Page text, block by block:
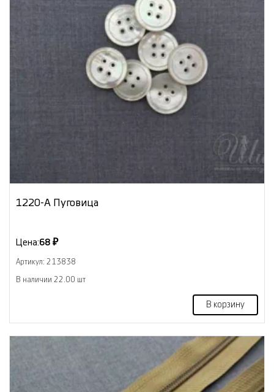
1220-А Пуговица
Цена:68 ₽
Артикул: 213838
В наличии 22.00 шт
В корзину